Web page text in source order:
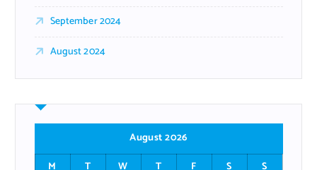
September 2024
August 2024
August 2026
M
T W T F S
S